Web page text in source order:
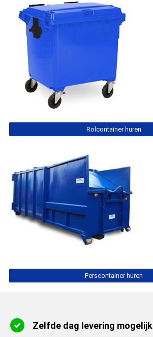
Rolcontainer huren
Perscontainer huren
Zelfde dag levering mogelijk